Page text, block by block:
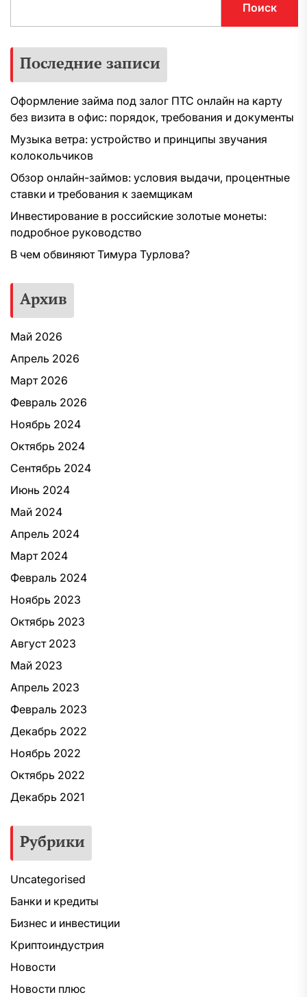
Поиск
Последние записи
Оформление займа под залог ПТС онлайн на карту
без визита в офис: порядок, требования и документы
Музыка ветра: устройство и принципы звучания
колокольчиков
Обзор онлайн-займов: условия выдачи, процентные
ставки и требования к заемщикам
Инвестирование в российские золотые монеты:
подробное руководство
В чем обвиняют Тимура Турлова?
Архив
Май 2026
Апрель 2026
Март 2026
Февраль 2026
Ноябрь 2024
Октябрь 2024
Сентябрь 2024
Июнь 2024
Май 2024
Апрель 2024
Март 2024
Февраль 2024
Ноябрь 2023
Октябрь 2023
Август 2023
Май 2023
Апрель 2023
Февраль 2023
Декабрь 2022
Ноябрь 2022
Октябрь 2022
Декабрь 2021
Рубрики
Uncategorised
Банки и кредиты
Бизнес и инвестиции
Криптоиндустрия
Новости
Новости плюс